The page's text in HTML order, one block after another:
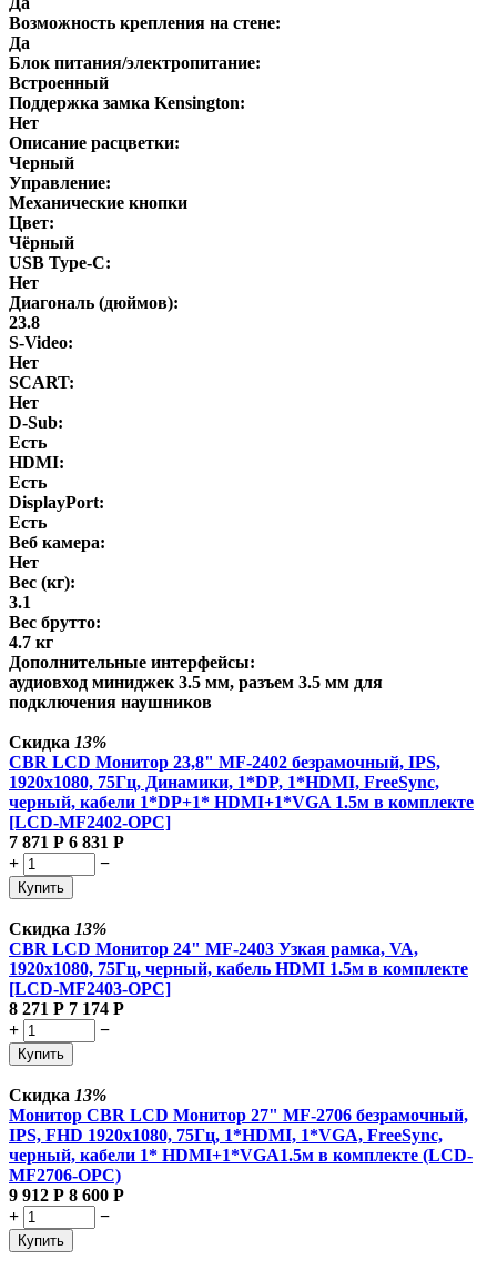
Возможность крепления на стене:
Да
Блок питания/электропитание:
Встроенный
Поддержка замка Kensington:
Нет
Описание расцветки:
Черный
Управление:
Механические кнопки
Цвет:
Чёрный
USB Type-C:
Нет
Диагональ (дюймов):
23.8
S-Video:
Нет
SCART:
Нет
D-Sub:
Есть
HDMI:
Есть
DisplayPort:
Есть
Веб камера:
Нет
Вес (кг):
3.1
Вес брутто:
4.7 кг
Дополнительные интерфейсы:
аудиовход миниджек 3.5 мм, разъем 3.5 мм для
подключения наушников
Скидка 13%
CBR LCD Монитор 23,8" MF-2402 безрамочный, IPS,
1920x1080, 75Гц, Динамики, 1*DP, 1*HDMI, FreeSync,
черный, кабели 1*DP+1* HDMI+1*VGA 1.5м в комплекте
[LCD-MF2402-OPC]
7 871 Р 6 831 Р
+
−
Купить
Скидка 13%
CBR LCD Монитор 24" MF-2403 Узкая рамка, VA,
1920x1080, 75Гц, черный, кабель HDMI 1.5м в комплекте
[LCD-MF2403-OPC]
8 271 Р 7 174 Р
+
−
Купить
Скидка 13%
Монитор CBR LCD Монитор 27" MF-2706 безрамочный,
IPS, FHD 1920x1080, 75Гц, 1*HDMI, 1*VGA, FreeSync,
черный, кабели 1* HDMI+1*VGA1.5м в комплекте (LCD-
MF2706-OPC)
9 912 Р 8 600 Р
+
−
Купить